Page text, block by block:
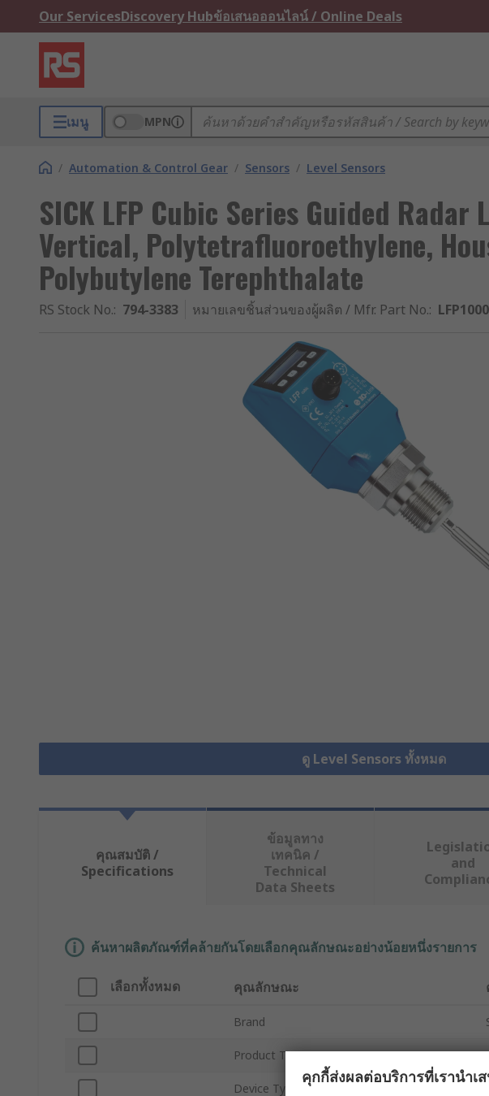
Our ServicesDiscovery Hubข้อเสนอออนไลน์ / Online Deals
เมนู MPN
/ Automation & Control Gear / Sensors / Level Sensors
SICK LFP Cubic Series Guided Radar
Vertical, Polytetrafluoroethylene,
Polybutylene Terephthalate
RS Stock No.: 794-3383 หมายเลขชิ้นส่วนของผู้ผลิต / Mfr. Part No.:
ดู Level Sensors ทั้งหมด
คุณสมบัติ /
Specifications
ข้อมูลทาง
เทคนิค /
Technical
Data Sheets
and
ค้นหาผลิตภัณฑ์ที่คล้ายกันโดยเลือกคุณลักษณะอย่างน้อยหนึ่งรายการ
เลือกทั้งหมด คุณลักษณะ
Brand
Product Type
Device Type
คุกกี้ส่งผลต่อบริการที่เรานำ